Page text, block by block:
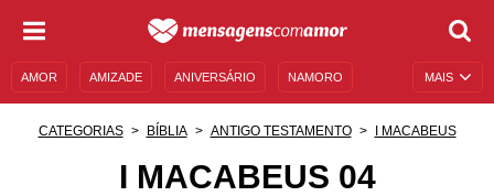
MAIS
AMOR AMIZADE ANIVERSÁRIO NAMORO
CATEGORIAS BÍBLIA ANTIGO TESTAMENTO I MACABEUS
I MACABEUS 04